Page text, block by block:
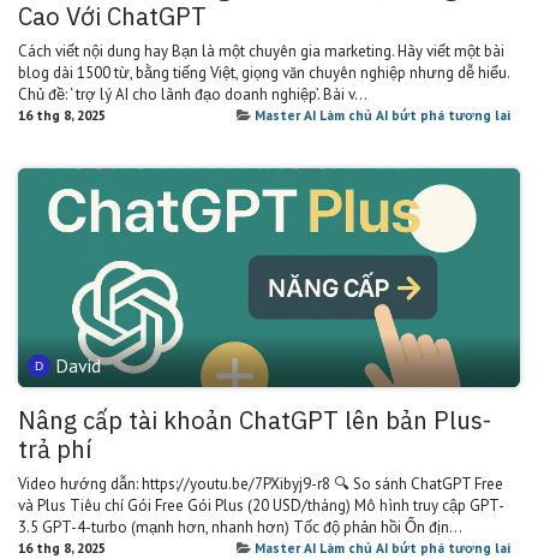
Cao Với ChatGPT
Cách viết nội dung hay Bạn là một chuyên gia marketing. Hãy viết một bài
blog dài 1500 từ, bằng tiếng Việt, giọng văn chuyên nghiệp nhưng dễ hiểu.
Chủ đề: ‘ trợ lý AI cho lãnh đạo doanh nghiệp’. Bài v...
16 thg 8, 2025 Master AI Làm chủ AI bứt phá tương lai
David
Nâng cấp tài khoản ChatGPT lên bản Plus-
trả phí
Video hướng dẫn: https://youtu.be/7PXibyj9-r8 🔍 So sánh ChatGPT Free
và Plus Tiêu chí Gói Free Gói Plus (20 USD/tháng) Mô hình truy cập GPT-
3.5 GPT-4-turbo (mạnh hơn, nhanh hơn) Tốc độ phản hồi Ổn địn...
16 thg 8, 2025 Master AI Làm chủ AI bứt phá tương lai